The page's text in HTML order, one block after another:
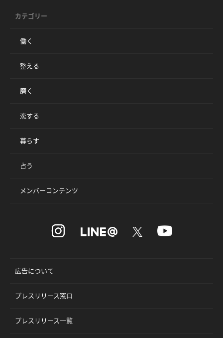
カテゴリー
働く
整える
磨く
恋する
暮らす
占う
メンバーコンテンツ
広告について
プレスリリース窓口
プレスリリース一覧